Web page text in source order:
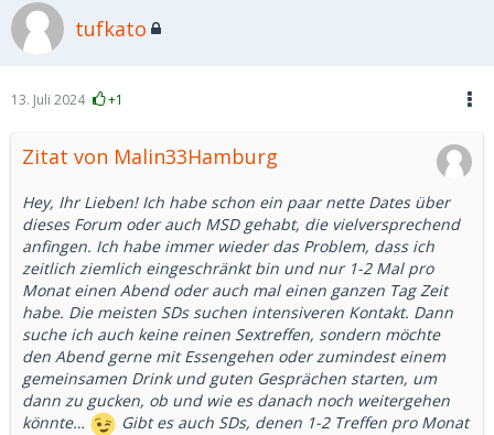
tufkato
13. Juli 2024 +1
Zitat von Malin33Hamburg
Hey, Ihr Lieben! Ich habe schon ein paar nette Dates über
dieses Forum oder auch MSD gehabt, die vielversprechend
anfingen. Ich habe immer wieder das Problem, dass ich
zeitlich ziemlich eingeschränkt bin und nur 1-2 Mal pro
Monat einen Abend oder auch mal einen ganzen Tag Zeit
habe. Die meisten SDs suchen intensiveren Kontakt. Dann
suche ich auch keine reinen Sextreffen, sondern möchte
den Abend gerne mit Essengehen oder zumindest einem
gemeinsamen Drink und guten Gesprächen starten, um
dann zu gucken, ob und wie es danach noch weitergehen
könnte…
Gibt es auch SDs, denen 1-2 Treffen pro Monat